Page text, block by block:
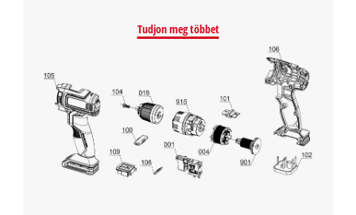
Tudjon meg többet